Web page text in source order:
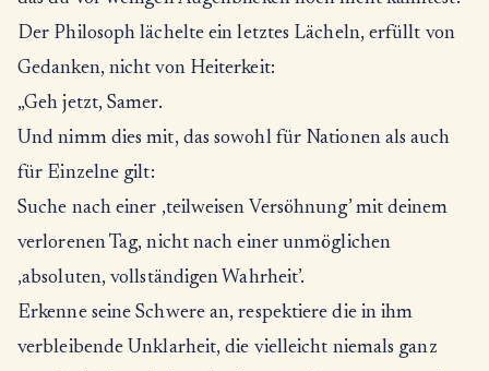
Der Philosoph lächelte ein letztes Lächeln, erfüllt von
Gedanken, nicht von Heiterkeit:
„Geh jetzt, Samer.
Und nimm dies mit, das sowohl für Nationen als auch
für Einzelne gilt:
Suche nach einer ‚teilweisen Versöhnung’ mit deinem
verlorenen Tag, nicht nach einer unmöglichen
‚absoluten, vollständigen Wahrheit’.
Erkenne seine Schwere an, respektiere die in ihm
verbleibende Unklarheit, die vielleicht niemals ganz